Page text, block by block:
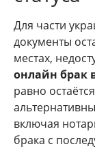
Для части
документы
местах,
онлайн брак
равно
включая
брака с